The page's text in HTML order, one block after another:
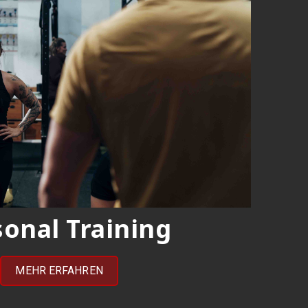
Training
MEHR ERFAHREN